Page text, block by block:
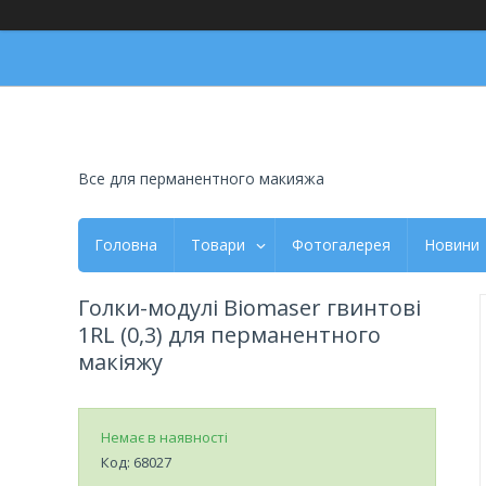
Все для перманентного макияжа
Головна Товари Фотогалерея Новини
Голки-модулі Biomaser гвинтові
1RL (0,3) для перманентного
макіяжу
Немає в наявності
Код: 68027